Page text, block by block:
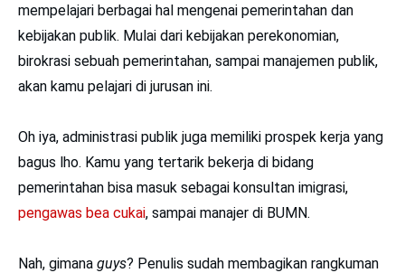
mempelajari berbagai hal mengenai pemerintahan dan
kebijakan publik. Mulai dari kebijakan perekonomian,
birokrasi sebuah pemerintahan, sampai manajemen publik,
akan kamu pelajari di jurusan ini.
Oh iya, administrasi publik juga memiliki prospek kerja yang
bagus lho. Kamu yang tertarik bekerja di bidang
pemerintahan bisa masuk sebagai konsultan imigrasi,
pengawas bea cukai, sampai manajer di BUMN.
Nah, gimana guys? Penulis sudah membagikan rangkuman